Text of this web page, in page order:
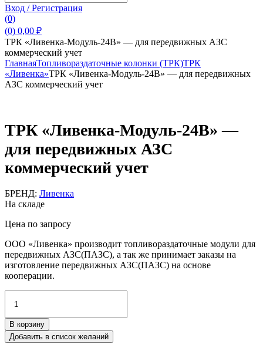
Вход / Регистрация
(0)
(0) 0,00 ₽
ТРК «Ливенка-Модуль-24В» — для передвижных АЗС
коммерческий учет
ГлавнаяТопливораздаточные колонки (ТРК)ТРК
«Ливенка»ТРК «Ливенка-Модуль-24В» — для передвижных
АЗС коммерческий учет
ТРК «Ливенка-Модуль-24В» —
для передвижных АЗС
коммерческий учет
БРЕНД: Ливенка
На складе
Цена по запросу
OOO «Ливенка» производит топливораздаточные модули для
передвижных АЗС(ПАЗС), а так же принимает заказы на
изготовление передвижных АЗС(ПАЗС) на основе
кооперации.
товара
ТРК
"Ливенка-
Модуль-24В"
В корзину
Добавить в список желаний